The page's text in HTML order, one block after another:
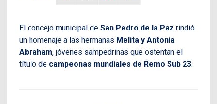
El concejo municipal de San Pedro de la Paz rindió
un homenaje a las hermanas Melita y Antonia
Abraham, jóvenes sampedrinas que ostentan el
título de campeonas mundiales de Remo Sub 23.